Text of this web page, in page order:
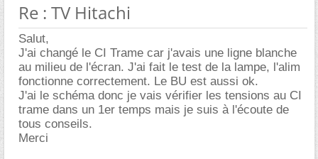
Re : TV Hitachi
Salut,
J'ai changé le CI Trame car j'avais une ligne blanche
au milieu de l'écran. J'ai fait le test de la lampe, l'alim
fonctionne correctement. Le BU est aussi ok.
J'ai le schéma donc je vais vérifier les tensions au CI
trame dans un 1er temps mais je suis à l'écoute de
tous conseils.
Merci